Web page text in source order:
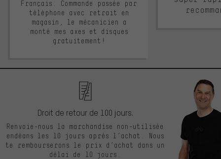
Français. Commande passée par
téléphone avec retrait en
magasin, le mécanicien a
monté mes axes et disques
gratuitement!
Droit de retour de 100 jours.
Renvoie-nous la marchandise non-utilisée
endéans les 10 jours après l’achat. Nous
te rembourserons le prix d’achat dans un
délai de 10 jours.